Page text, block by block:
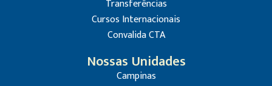
Transferências
Cursos Internacionais
Convalida CTA
Nossas Unidades
Campinas